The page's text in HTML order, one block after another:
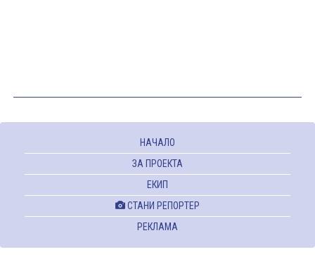
НАЧАЛО
ЗА ПРОЕКТА
ЕКИП
СТАНИ РЕПОРТЕР
РЕКЛАМА